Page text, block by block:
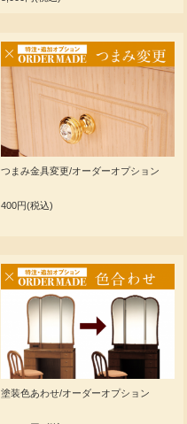
つまみ金具変更/オーダーオプション
400円(税込)
塗装色あわせ/オーダーオプション